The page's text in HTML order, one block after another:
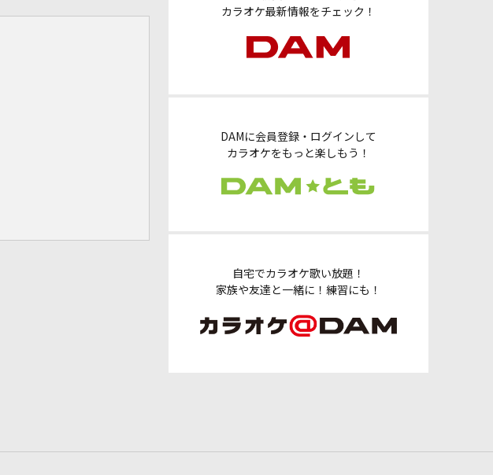
カラオケ最新情報をチェック！
DAMに会員登録・ログインして
カラオケをもっと楽しもう！
自宅でカラオケ歌い放題！
家族や友達と一緒に！練習にも！